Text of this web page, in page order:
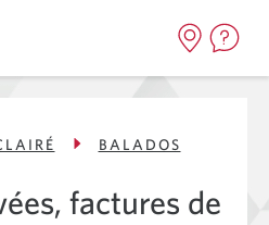
BALADOS
factures de